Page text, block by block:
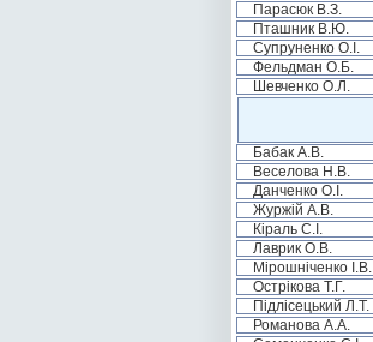
Парасюк В.З.
Пташник В.Ю.
Супруненко О.І.
Фельдман О.Б.
Шевченко О.Л.
Бабак А.В.
Веселова Н.В.
Данченко О.І.
Журжій А.В.
Кіраль С.І.
Лаврик О.В.
Мірошніченко І.В.
Острікова Т.Г.
Підлісецький Л.Т.
Романова А.А.